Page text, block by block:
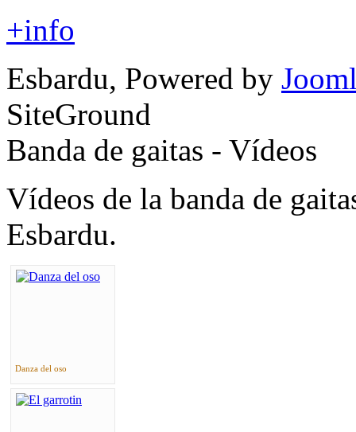
+info
Esbardu, Powered by
SiteGround
Banda de gaitas - Vídeos
Vídeos de la banda de
Esbardu.
Danza del oso